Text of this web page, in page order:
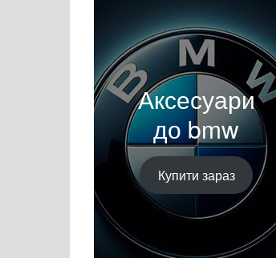
Аксесуари
до bmw
Купити зараз